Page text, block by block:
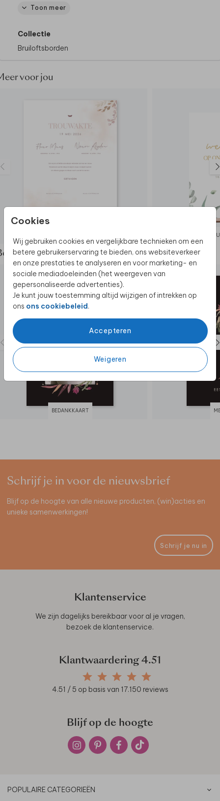
Cookies
Wij gebruiken cookies en vergelijkbare technieken om een
betere gebruikerservaring te bieden, ons websiteverkeer
en onze prestaties te analyseren en voor marketing- en
sociale mediadoeleinden (het weergeven van
gepersonaliseerde advertenties).
Je kunt jouw toestemming altijd wijzigen of intrekken op
ons ons cookiebeleid.
Accepteren
Weigeren
Productspecificaties
buiten)
Dikte Forex:
Let op:
De hele collectie bekijken? Je vindt
bruiloftsborden
alle beschikbare materialen
bruiloftsborden.
Dit product maakt deel uit van
Toon meer
Collectie
Bruiloftsborden
voor jou
de complete set
BEDANKKAART
Schrijf je in voor de nieuwsbrief
Blijf op de hoogte van alle nieuwe producten, (win)acties en
unieke samenwerkingen!
Schrijf je nu in
Klantenservice
We zijn dagelijks bereikbaar voor al je vragen,
bezoek de klantenservice.
Klantwaardering 4.51
4.51 / 5 op basis van 17.150 reviews
Blijf op de hoogte
POPULAIRE CATEGORIEËN